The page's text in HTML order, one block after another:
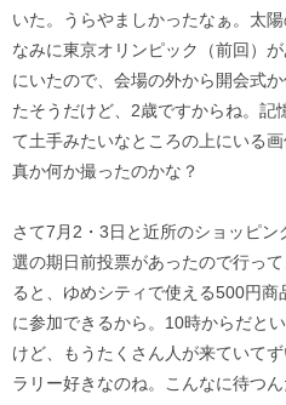
いた。うらやましかったなぁ。太
なみに東京オリンピック（前回）
にいたので、会場の外から開会式
たそうだけど、2歳ですからね。記
て土手みたいなところの上にいる
真か何か撮ったのかな？
さて7月2・3日と近所のショッピ
選の期日前投票があったので行っ
ると、ゆめシティで使える500円
に参加できるから。10時からだと
けど、もうたくさん人が来ていて
ラリー好きなのね。こんなに待つ